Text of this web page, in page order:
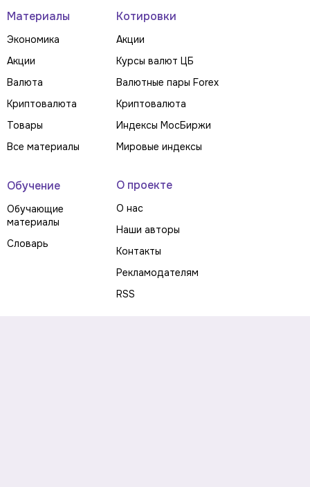
Материалы
Экономика
Акции
Валюта
Криптовалюта
Товары
Все материалы
Котировки
Акции
Курсы валют ЦБ
Валютные пары Forex
Криптовалюта
Индексы МосБиржи
Мировые индексы
Обучение
Обучающие
материалы
Словарь
О проекте
О нас
Наши авторы
Контакты
Рекламодателям
RSS